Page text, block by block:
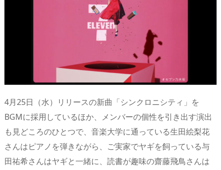
4月25日（水）リリースの新曲「シンクロニシティ」を
BGMに採用しているほか、メンバーの個性を引き出す演出
も見どころのひとつで、音楽大学に通っている生田絵梨花
さんはピアノを弾きながら、ご実家でヤギを飼っている与
田祐希さんはヤギと一緒に、読書が趣味の齋藤飛鳥さんは